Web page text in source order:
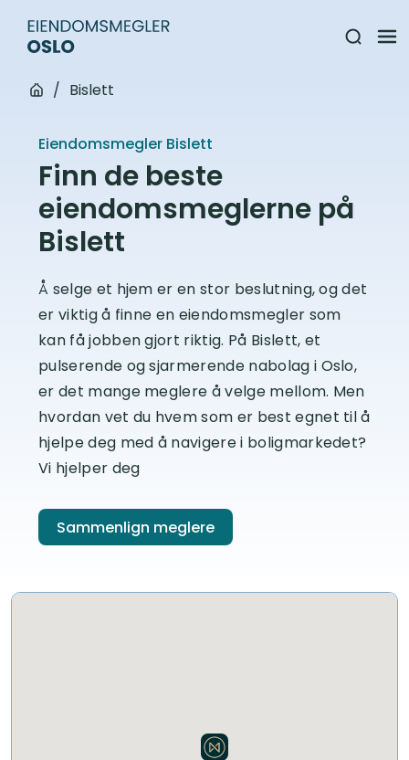
/ Bislett
Eiendomsmegler Bislett
Finn de beste
eiendomsmeglerne på
Bislett
Å selge et hjem er en stor beslutning, og det
er viktig å finne en eiendomsmegler som
kan få jobben gjort riktig. På Bislett, et
pulserende og sjarmerende nabolag i Oslo,
er det mange meglere å velge mellom. Men
hvordan vet du hvem som er best egnet til å
hjelpe deg med å navigere i boligmarkedet?
Vi hjelper deg
Sammenlign meglere